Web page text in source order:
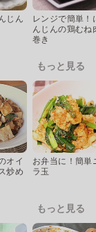
じん
レンジで簡単！
んじんの鶏むね
巻き
もっと見る
オイ
炒め
お弁当に！簡単
ラ玉
もっと見る